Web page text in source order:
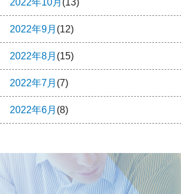
2022年10月 (13)
2022年9月 (12)
2022年8月 (15)
2022年7月 (7)
2022年6月 (8)